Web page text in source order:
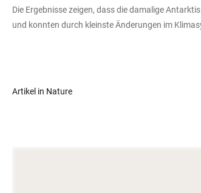
Die Ergebnisse zeigen, dass die damalige
und konnten durch kleinste Änderungen im
Artikel in Nature